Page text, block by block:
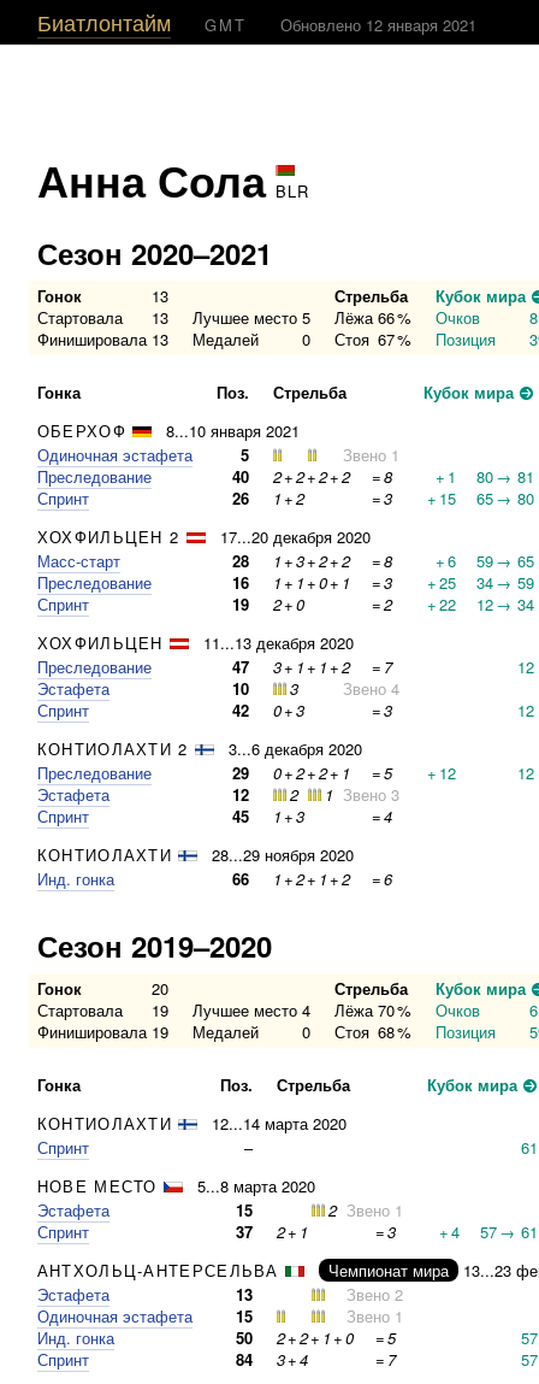
Биатлонтайм GMT Обновлено 12 января 2021
Анна Сола BLR
Сезон 2020–2021
Гонок 13 Стрельба
Кубок мира
Стартовала
13 Лучшее место 5 Лёжа 66% Очков
Финишировала 13 Медалей 0 Стоя 67% Позиция
Гонка Поз. Стрельба
Кубок мира
ОБЕРХОФ
8...10 января 2021
Одиночная эстафета
5
Звено 1
Преследование
40 2+2+2+2 =8 + 1 80→ 81
Спринт
26 1+2 =3 + 15 65→ 80
ХОХФИЛЬЦЕН 2
17...20 декабря 2020
Масс-старт
28 1+3+2+2 =8 +6 59→ 65
Преследование
16 1+ 1+0+ 1 =3 +25 34→ 59
Спринт
19 2+0 =2 +22 12→ 34
ХОХФИЛЬЦЕН
11...13 декабря 2020
Преследование
47 3+ 1+ 1+2 = 7
12
Эстафета
10 3
Звено 4
Спринт
42 0+3 =3
12
КОНТИОЛАХТИ 2
3...6 декабря 2020
Преследование
29 0+2+2+ 1 =5 + 12
12
Эстафета
12 2 1 Звено 3
Спринт
45 1+3 =4
КОНТИОЛАХТИ
28...29 ноября 2020
Инд. гонка
66 1+2+ 1+2 =6
Сезон 2019–2020
Гонок 20 Стрельба
Кубок мира
Стартовала
19 Лучшее место 4 Лёжа 70% Очков
Финишировала 19 Медалей 0 Стоя 68% Позиция
Гонка Поз. Стрельба
Кубок мира
КОНТИОЛАХТИ
12...14 марта 2020
Спринт
–
61
НОВЕ МЕСТО
5...8 марта 2020
Эстафета
15 2 Звено 1
Спринт
37 2+ 1 =3 +4 57→ 61
АНТХОЛЬЦ-АНТЕРСЕЛЬВА
Чемпионат мира
13...23
Эстафета
13
Звено 2
Одиночная эстафета
15
Звено 1
Инд. гонка
50 2+2+ 1+0 =5
57
Спринт
84 3+4 = 7
57